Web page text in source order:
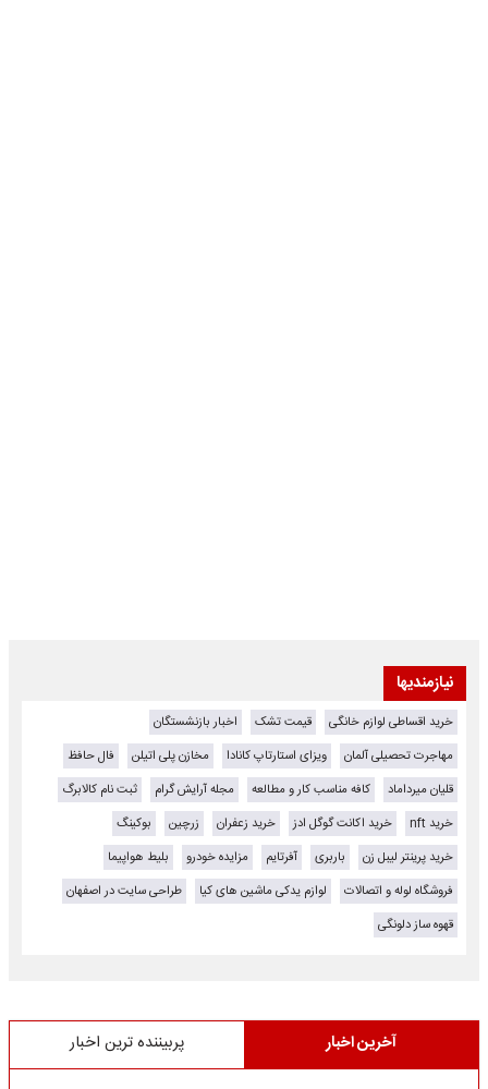
نیازمندیها
خرید اقساطی لوازم خانگی قیمت تشک
اخبار بازنشستگان
مهاجرت تحصیلی آلمان
ویزای استارتاپ کانادا مخازن پلی اتیلن
فال حافظ
قلیان میرداماد
کافه مناسب کار و مطالعه مجله آرایش گرام
ثبت نام کالابرگ
خرید nft
خرید اکانت گوگل ادز خرید زعفران زرچین
بوکینگ
خرید پرینتر لیبل زن
باربری آفرتایم مزایده خودرو
بلیط هواپیما
فروشگاه لوله و اتصالات
لوازم یدکی ماشین های کیا
طراحی سایت در اصفهان
قهوه ساز دلونگی
آخرین اخبار پربیننده ترین اخبار